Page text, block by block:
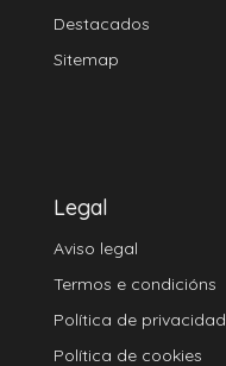
Destacados
Sitemap
Legal
Aviso legal
Termos e condicións
Política de
Política de cookies